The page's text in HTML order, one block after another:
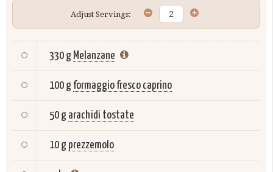
Adjust Servings:
330 g Melanzane
100 gformaggio fresco caprino
50 g arachidi tostate
10 g prezzemolo